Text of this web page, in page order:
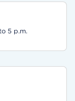
5 p.m.